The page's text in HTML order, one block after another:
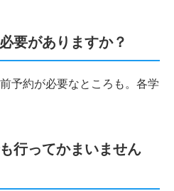
要がありますか？
予約が必要なところも。各学
行ってかまいません